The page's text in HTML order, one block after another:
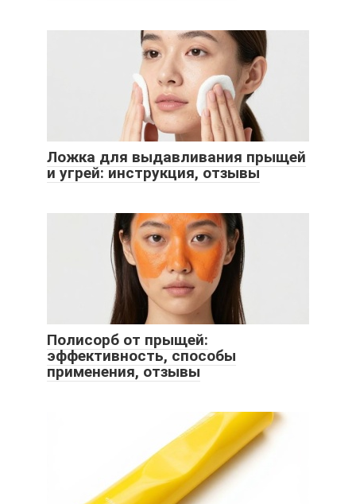
Ложка для выдавливания прыщей
и угрей: инструкция, отзывы
Полисорб от прыщей:
эффективность, способы
применения, отзывы